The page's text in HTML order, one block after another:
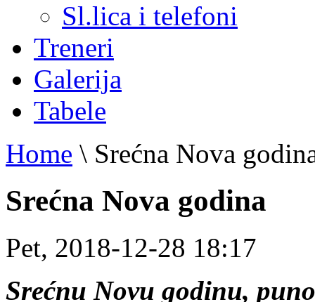
Sl.lica i telefoni
Treneri
Galerija
Tabele
Home \ Srećna Nova
Srećna Nova godina
Pet, 2018-12-28 18:17
Srećnu Novu godinu,